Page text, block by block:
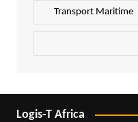
Transport Maritime
Logis-T Africa